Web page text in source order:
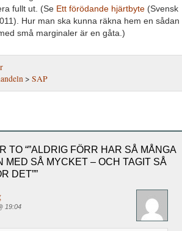
fullt ut. (Se Ett förödande hjärtbyte (Svensk
Hur man ska kunna räkna hem en sådan
små marginaler är en gåta.)
> SAP
TO “”ALDRIG FÖRR HAR SÅ MÅNGA
MED SÅ MYCKET – OCH TAGIT SÅ
DET””
19:04